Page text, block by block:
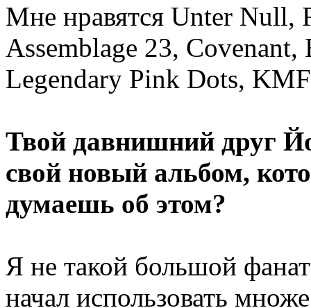
Мне нравятся Unter Null,
Assemblage 23, Covenant,
Legendary Pink Dots,
Твой давнишний друг
свой новый альбом,
думаешь об этом?
Я не такой большой
начал использовать